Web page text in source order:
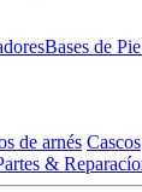
Bases de
de arnés Cascos
&